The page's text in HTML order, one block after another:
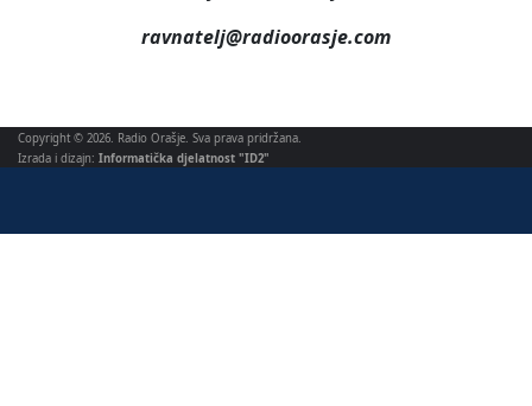
ravnatelj@radioorasje.com
Copyright © 2026. Radio Orašje. Sva prava pridržana.
Izrada i dizajn: Informatička djelatnost "ID2"